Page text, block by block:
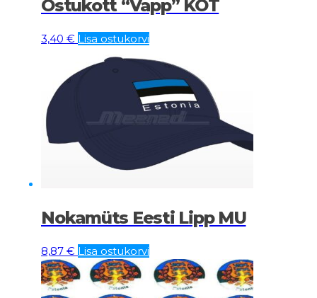
Ostukott “Vapp” KOT
3,40 € Lisa ostukorvi
Nokamüts Eesti Lipp MU
8,87 € Lisa ostukorvi